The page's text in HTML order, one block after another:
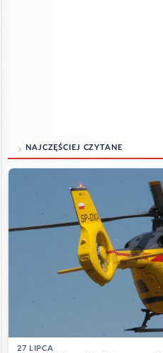
NAJCZĘŚCIEJ CZYTANE
27 LIPCA